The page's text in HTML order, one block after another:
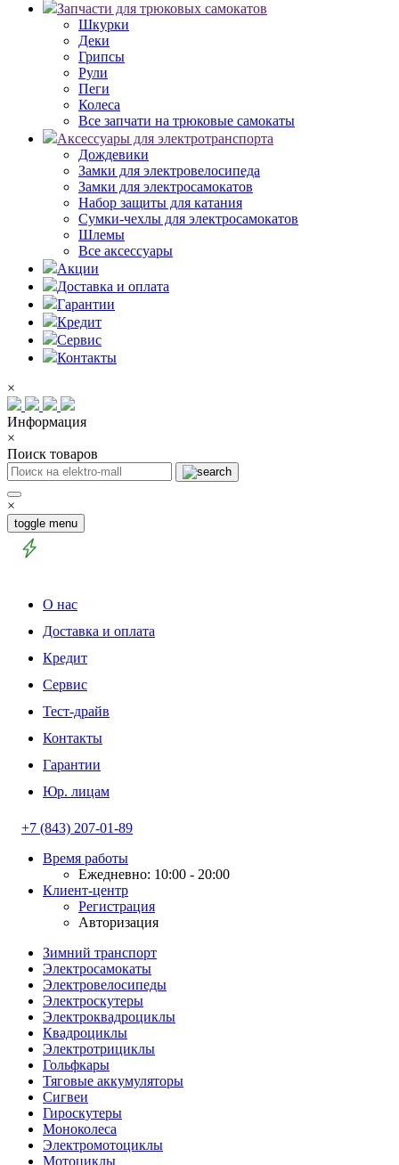
Запчасти для трюковых самокатов
Шкурки
Деки
Грипсы
Рули
Пеги
Колеса
Все запчати на трюковые самокаты
Аксессуары для электротранспорта
Дождевики
Замки для электровелосипеда
Замки для электросамокатов
Набор защиты для катания
Сумки-чехлы для электросамокатов
Шлемы
Все аксессуары
Акции
Доставка и оплата
Гарантии
Кредит
Сервис
Контакты
×
Информация
×
Поиск товаров
×
toggle menu
О нас
Доставка и оплата
Кредит
Сервис
Тест-драйв
Контакты
Гарантии
Юр. лицам
+7 (843) 207-01-89
Время работы
Ежедневно: 10:00 - 20:00
Клиент-центр
Регистрация
Авторизация
Зимний транспорт
Электросамокаты
Электровелосипеды
Электроскутеры
Электроквадроциклы
Квадроциклы
Электротрициклы
Гольфкары
Тяговые аккумуляторы
Сигвеи
Гироскутеры
Моноколеса
Электромотоциклы
Мотоциклы